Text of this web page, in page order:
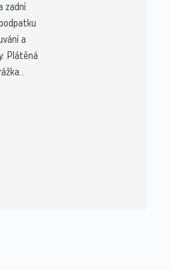
zadní
a
Plátěná